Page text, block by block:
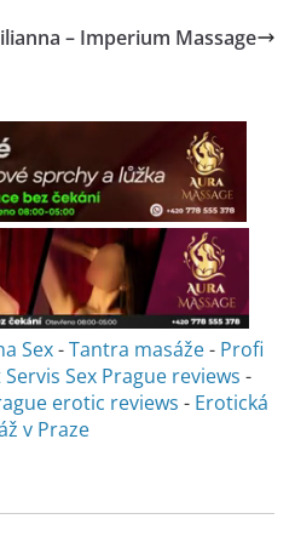
– Imperium Massage
Sex-Tantra masáže- Profi
Sex Prague reviews -
erotic reviews - Erotická
v Praze